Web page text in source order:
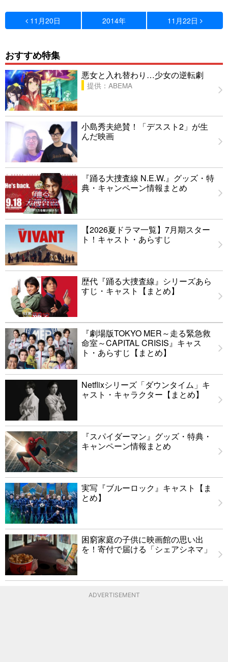
11月20日 2014年 11月22日
おすすめ特集
悪女と入れ替わり…少女の逆転劇
提供：ABEMA
小島秀夫絶賛！「デススト2」が生
んだ映画
『踊る大捜査線 N.E.W.』グッズ・特
典・キャンペーン情報まとめ
【2026夏ドラマ一覧】7月期スター
ト！キャスト・あらすじ
歴代『踊る大捜査線』シリーズあら
すじ・キャスト【まとめ】
『劇場版TOKYO MER～走る緊急救
命室～CAPITAL CRISIS』キャス
ト・あらすじ【まとめ】
Netflixシリーズ「ダウンタイム」キ
ャスト・キャラクター【まとめ】
『スパイダーマン』グッズ・特典・
キャンペーン情報まとめ
実写『ブルーロック』キャスト【ま
とめ】
困窮家庭の子供に映画館の思い出
を！寄付で届ける「シェアシネマ」
ADVERTISEMENT